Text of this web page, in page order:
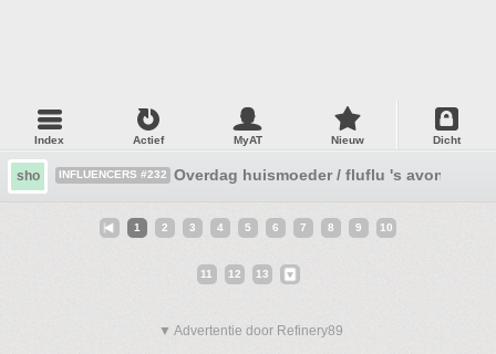
Index Actief MyAT Nieuw Dicht
sho INFLUENCERS #232 Overdag huismoeder / fluflu 's avonds ...
1 2 3 4 5 6 7 8 9 10
11 12 13
▼ Advertentie door Refinery89